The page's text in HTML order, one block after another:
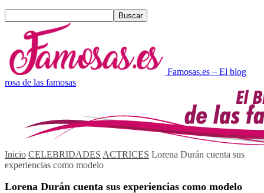
Famosas.es – El blog
rosa de las famosas
Inicio CELEBRIDADES ACTRICES Lorena Durán cuenta sus
experiencias como modelo
Lorena Durán cuenta sus experiencias como modelo